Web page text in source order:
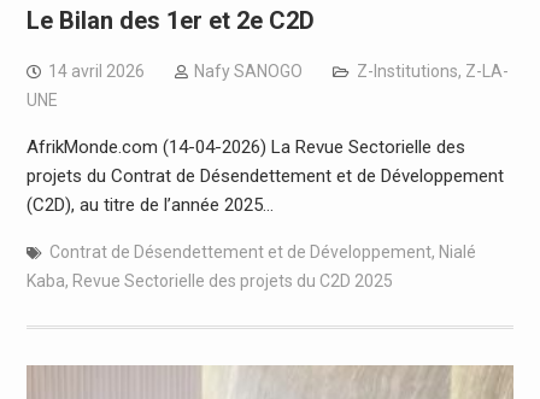
Le Bilan des 1er et 2e C2D
14 avril 2026 Nafy SANOGO Z-Institutions, Z-LA-
UNE
AfrikMonde.com (14-04-2026) La Revue Sectorielle des
projets du Contrat de Désendettement et de Développement
(C2D), au titre de l’année 2025…
Contrat de Désendettement et de Développement, Nialé
Kaba, Revue Sectorielle des projets du C2D 2025